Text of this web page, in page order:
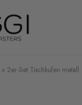
» 2er-Set Tischkufen metall